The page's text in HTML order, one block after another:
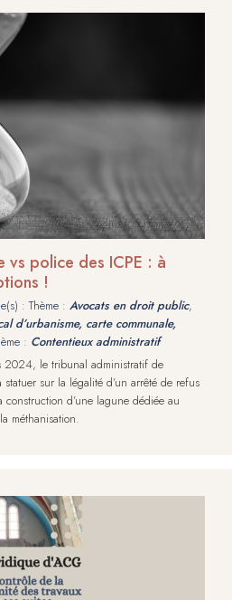
vs police des ICPE : à
!
: Thème : Avocats en droit public,
d’urbanisme, carte communale,
: Contentieux administratif
2024, le tribunal administratif de
sur la légalité d’un arrêté de refus
d’une lagune dédiée au
méthanisation.